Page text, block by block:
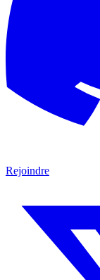
Rejoindre